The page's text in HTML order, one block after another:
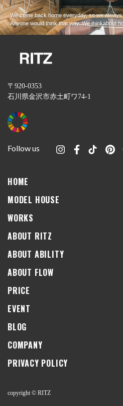
We come back home everyday, so we always
Anyone would think that way. We thinkabout
〒920-0353
石川県金沢市赤土町ワ74-1
Follow us
HOME
MODEL HOUSE
WORKS
ABOUT RITZ
ABOUT ABILITY
ABOUT FLOW
PRICE
EVENT
BLOG
COMPANY
PRIVACY POLICY
copyright © RITZ